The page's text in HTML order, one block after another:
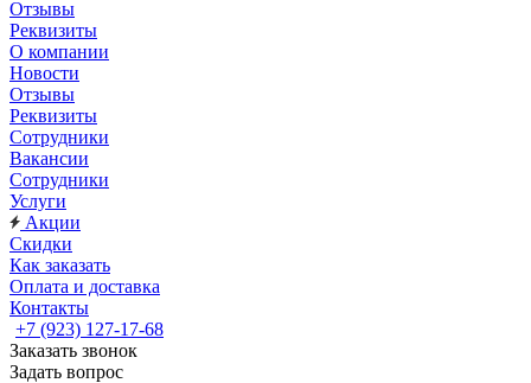
Отзывы
Реквизиты
О компании
Новости
Отзывы
Реквизиты
Сотрудники
Вакансии
Сотрудники
Услуги
Акции
Скидки
Как заказать
Оплата и доставка
Контакты
+7 (923) 127-17-68
Заказать звонок
Задать вопрос